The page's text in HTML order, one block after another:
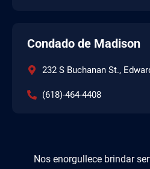
Condado de Madison
232 S Buchanan St.,
(618)-464-4408
Nos enorgullece brindar